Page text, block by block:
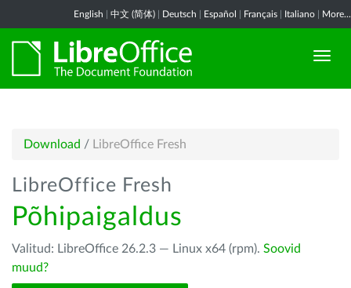
English 中文 (简体) Deutsch Español Français Italiano More...
Download / LibreOffice Fresh
LibreOffice Fresh
Põhipaigaldus
Valitud: LibreOffice 26.2.3 — Linux x64 (rpm). Soovid
muud?